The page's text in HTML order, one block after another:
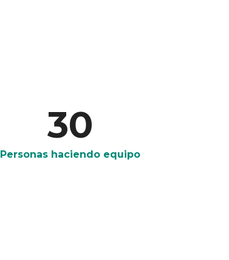
30
Personas haciendo equipo